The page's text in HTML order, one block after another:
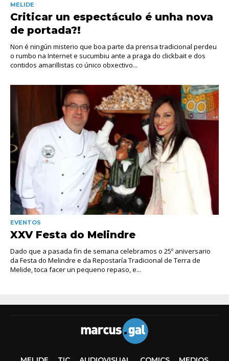
MELIDE
Criticar un espectáculo é unha nova
de portada?!
Non é ningún misterio que boa parte da prensa tradicional perdeu
o rumbo na Internet e sucumbiu ante a praga do clickbait e dos
contidos amarillistas co único obxectivo...
EVENTOS
XXV Festa do Melindre
Dado que a pasada fin de semana celebramos o 25º aniversario
da Festa do Melindre e da Repostaría Tradicional de Terra de
Melide, toca facer un pequeno repaso, e...